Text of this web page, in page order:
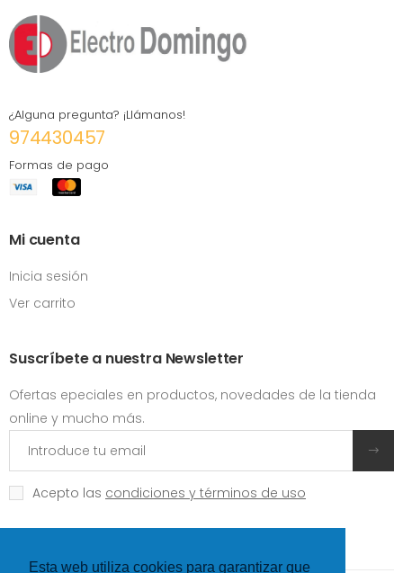
Esta web utiliza cookies para garantizar que
¿Alguna pregunta? ¡Llámanos!
974430457
Formas de pago
Mi cuenta
Inicia sesión
Ver carrito
Suscríbete a nuestra Newsletter
Ofertas epeciales en productos, novedades de la tienda
online y mucho más.
Acepto las condiciones y términos de uso